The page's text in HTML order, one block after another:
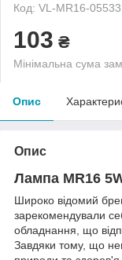
Код: VL-MR16-05533
103 ₴
Мінімальна сума
Опис
Опис
Лампа MR16
Широко відомий
зарекомендували
обладнання, що
Завдяки тому, що